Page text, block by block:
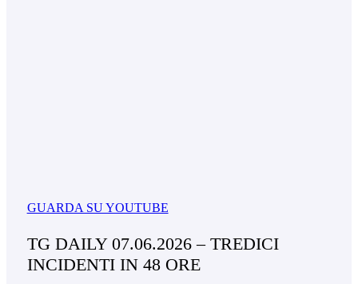
GUARDA SU YOUTUBE
TG DAILY 07.06.2026 – TREDICI
INCIDENTI IN 48 ORE